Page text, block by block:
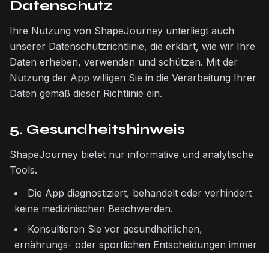
Datenschutz
Ihre Nutzung von ShapeJourney unterliegt auch
unserer Datenschutzrichtlinie, die erklärt, wie wir Ihre
Daten erheben, verwenden und schützen. Mit der
Nutzung der App willigen Sie in die Verarbeitung Ihrer
Daten gemäß dieser Richtlinie ein.
5. Gesundheitshinweis
ShapeJourney bietet nur informative und analytische
Tools.
Die App diagnostiziert, behandelt oder verhindert
keine medizinischen Beschwerden.
Konsultieren Sie vor gesundheitlichen,
ernährungs- oder sportlichen Entscheidungen immer